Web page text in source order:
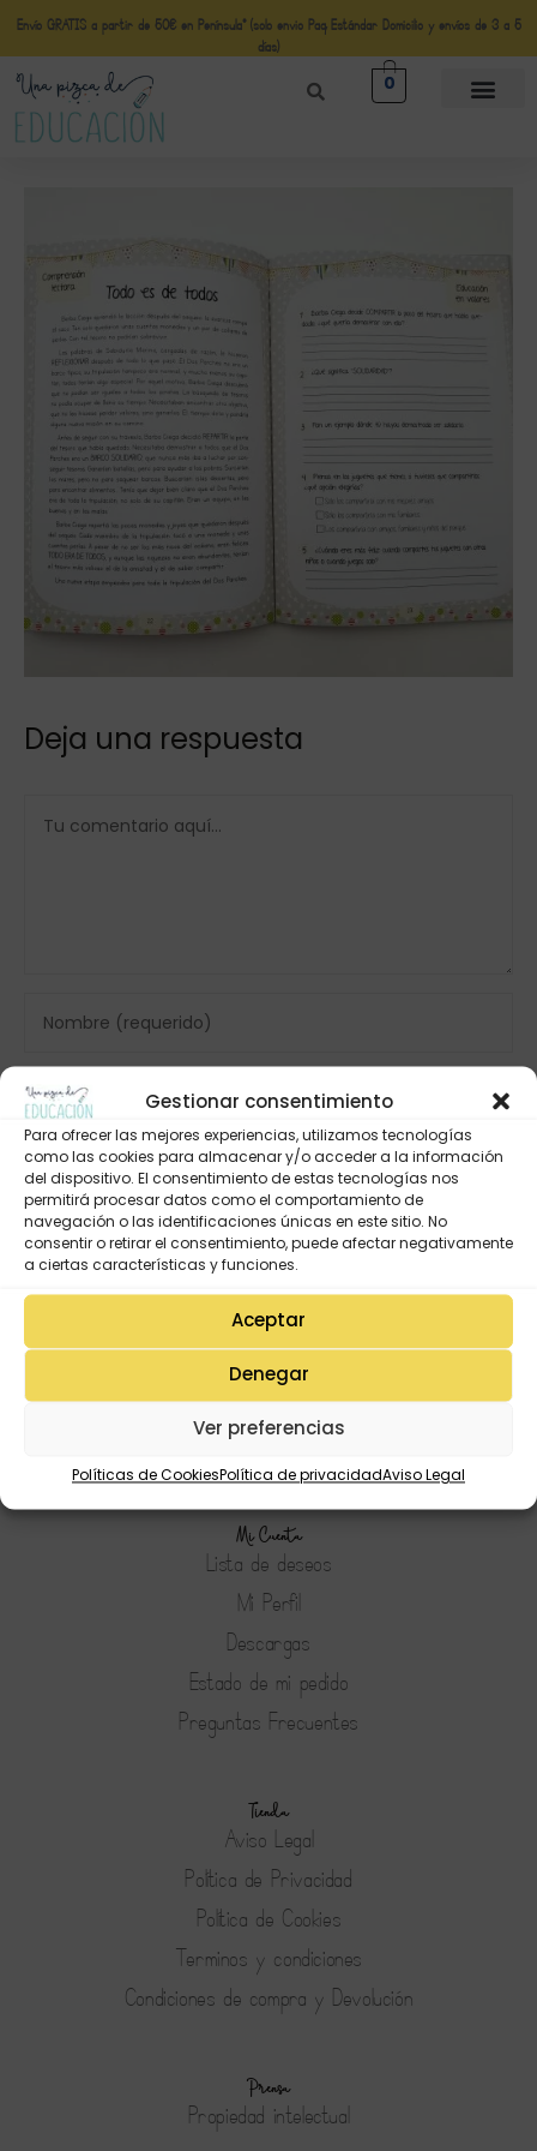
Gestionar consentimiento
Para ofrecer las mejores experiencias, utilizamos tecnologías
como las cookies para almacenar y/o acceder a la información
del dispositivo. El consentimiento de estas tecnologías nos
permitirá procesar datos como el comportamiento de
navegación o las identificaciones únicas en este sitio. No
consentir o retirar el consentimiento, puede afectar negativamente
a ciertas características y funciones.
Aceptar
Denegar
Ver preferencias
Políticas de CookiesPolítica de privacidadAviso Legal
Envío GRATIS a partir de 50€ en Península* (solo envio Paq Estándar Domicilio y envíos de 3 a 5
días)
0
Deja una respuesta
Mi Cuenta
Lista de deseos
Mi Perfil
Descargas
Estado de mi pedido
Preguntas Frecuentes
Tienda
Aviso Legal
Política de Privacidad
Política de Cookies
Terminos y condiciones
Condiciones de compra y Devolución
Prensa
Propiedad intelectual